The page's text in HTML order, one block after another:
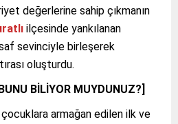
değerlerine sahip çıkmanın
ilçesinde yankılanan
sevinciyle birleşerek
oluşturdu.
BİLİYOR MUYDUNUZ?]
armağan edilen ilk ve